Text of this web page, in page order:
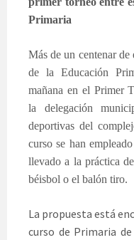
Primaria
Más de un centenar
de la Educación
mañana en el Primer
la delegación
deportivas del
curso se han
llevado a la práctica
béisbol o el balón tiro.
La propuesta está
curso de Primaria